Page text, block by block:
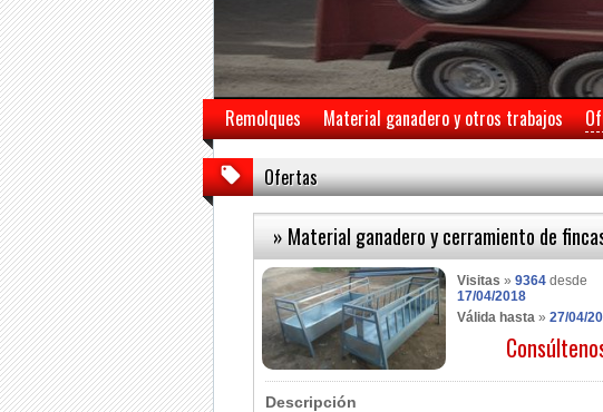
Remolques Material ganadero y otros trabajos
Ofertas
» Material ganadero y cerramiento de
Visitas » 9364 desde
17/04/2018
Válida hasta » 27/04/
Descripción